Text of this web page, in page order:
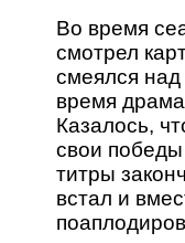
Во время
смотрел
смеялся
время
Казалось,
свои
титры
встал и